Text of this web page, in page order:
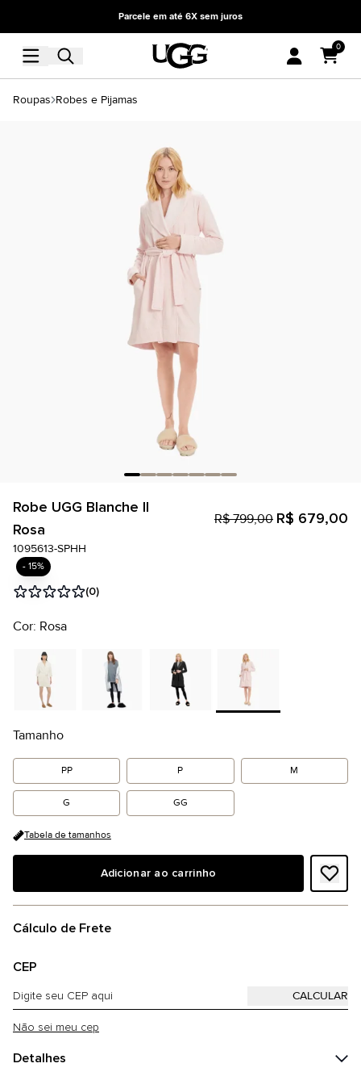
Parcele em até 6X sem juros
0
Roupas Robes e Pijamas
Robe UGG Blanche II
Rosa
R$ 799,00 R$ 679,00
1095613-SPHH
- 15%
(0)
Cor: Rosa
Tamanho
PP P M
G GG
Tabela de tamanhos
Adicionar ao carrinho
Cálculo de Frete
CEP
Não sei meu cep
Detalhes